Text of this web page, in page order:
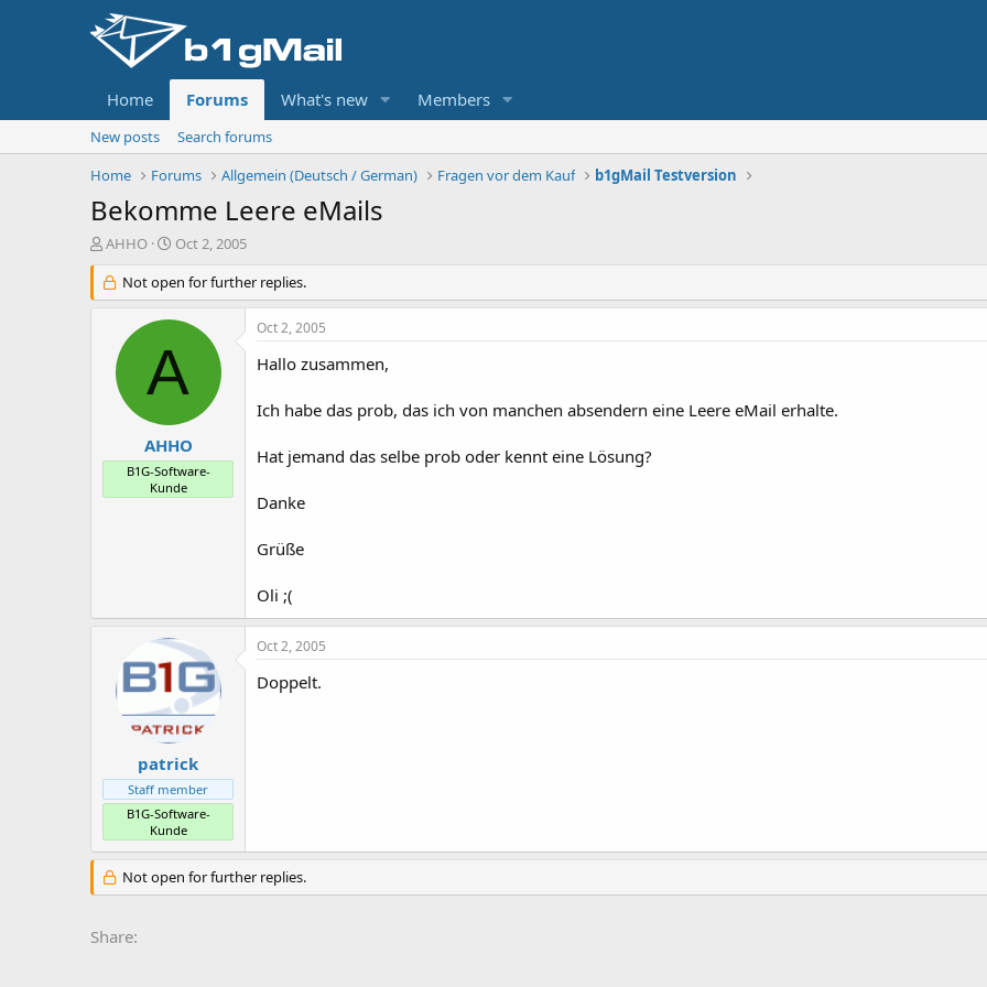
Home Forums What's new Members
New posts
Search forums
Home
Forums Allgemein (Deutsch / German) Fragen vor dem Kauf b1gMail Testversion
Bekomme Leere eMails
T
r
e
e
AHHO
S
a
r
t
a
t
Oct 2, 2005
Not open for further replies.
A
AHHO
B1G-Software-
Kunde
Oct 2, 2005
Hallo zusammen,
Ich habe das prob, das ich von manchen absendern eine Leere eMail erhalte.
Hat jemand das selbe prob oder kennt eine Lösung?
Danke
Grüße
Oli ;(
patrick
Staff member
B1G-Software-
Kunde
Oct 2, 2005
Doppelt.
Not open for further replies.
Share: